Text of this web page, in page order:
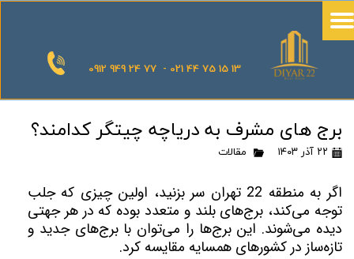
0912 949 24 77 - 021 44 75 15 13
برج های مشرف به دریاچه چیتگر کدامند؟
۲۲ آذر ۱۴۰۳ مقالات
اگر به منطقه 22 تهران سر بزنید، اولین چیزی که جلب
توجه می‌کند، برج‌های بلند و متعدد بوده که در هر جهتی
دیده می‌شوند. این برج‌ها را می‌توان با برج‌های جدید و
تازه‌ساز در کشورهای همسایه مقایسه کرد.